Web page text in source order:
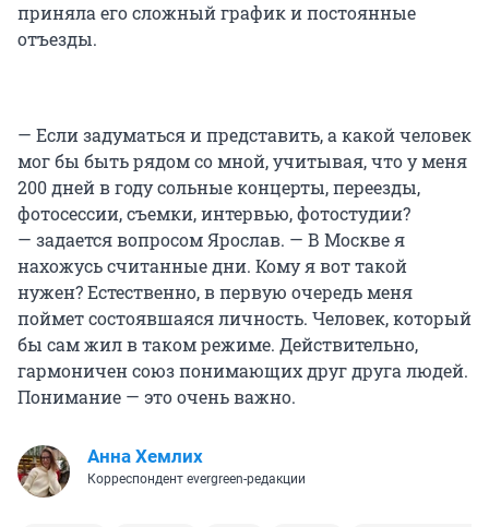
приняла его сложный график и постоянные
отъезды.
— Если задуматься и представить, а какой человек
мог бы быть рядом со мной, учитывая, что у меня
200 дней в году сольные концерты, переезды,
фотосессии, съемки, интервью, фотостудии?
— задается вопросом Ярослав. — В Москве я
нахожусь считанные дни. Кому я вот такой
нужен? Естественно, в первую очередь меня
поймет состоявшаяся личность. Человек, который
бы сам жил в таком режиме. Действительно,
гармоничен союз понимающих друг друга людей.
Понимание — это очень важно.
Анна Хемлих
Корреспондент evergreen-редакции